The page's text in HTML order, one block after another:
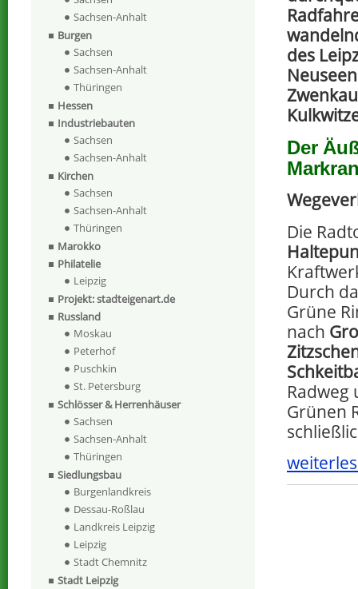
des
Der
Die
Durch
Grüne
nach
Radweg
Grünen
Sachsen-Anhalt
Burgen
Sachsen
Sachsen-Anhalt
Thüringen
Hessen
Industriebauten
Sachsen
Sachsen-Anhalt
Kirchen
Sachsen
Sachsen-Anhalt
Thüringen
Marokko
Philatelie
Leipzig
Projekt: stadteigenart.de
Russland
Moskau
Peterhof
Puschkin
St. Petersburg
Schlösser & Herrenhäuser
Sachsen
Sachsen-Anhalt
Thüringen
Siedlungsbau
Burgenlandkreis
Dessau-Roßlau
Landkreis Leipzig
Leipzig
Stadt Chemnitz
Stadt Leipzig